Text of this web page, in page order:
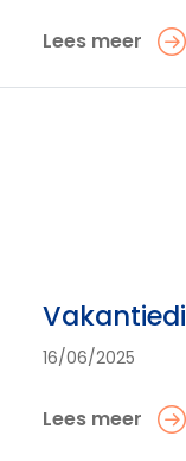
Lees meer
16/06/2025
Lees meer